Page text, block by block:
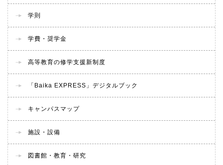
学則
学費・奨学金
高等教育の修学支援新制度
「Baika EXPRESS」デジタルブック
キャンパスマップ
施設・設備
図書館・教育・研究